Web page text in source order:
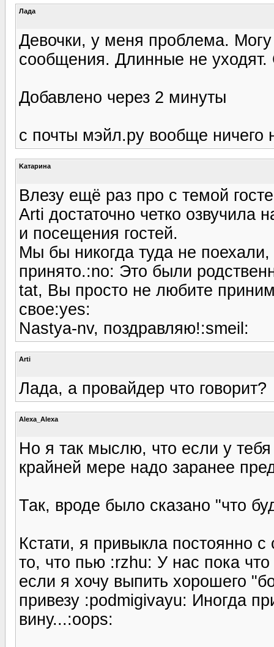
Лада
Девочки, у меня проблема. Могу
сообщения. Длинные не
Добавлено через 2 минуты
с почты мэйл.ру вообще ничего
Kатарина
Влезу ещё раз про с темой
Arti достаточно четко
и посещения гостей.
Мы бы никогда туда не
принято.:no: Это были
tat, Вы просто не любите
свое:yes:
Nastya-nv, поздравляю!:smeil:
Arti
Лада, а провайдер что говорит?
Alexa_Alexa
Но я так мыслю, что если у
крайней мере надо заранее
Так, вроде было сказано "что
Кстати, я привыкла постоянно
то, что пью :rzhu: У нас пока
если я хочу выпить хорошего
привезу :podmigivayu: Иногда
вину...:oops: